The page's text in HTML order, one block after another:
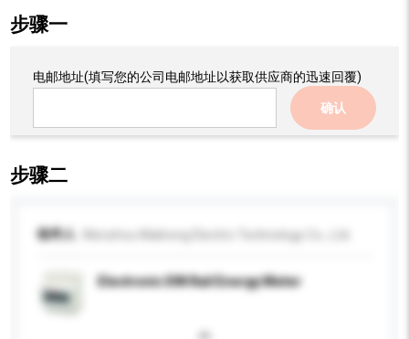
步骤一
电邮地址(填写您的公司电邮地址以获取供应商的迅速回覆)
确认
步骤二
收件人
Electronic DIN Rail Energy Meter